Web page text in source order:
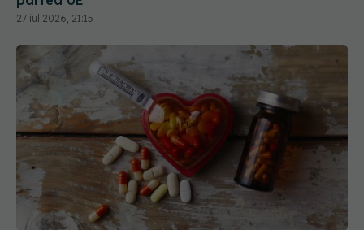
Schimbare majoră în cardiologie. Milioane de
oameni ar putea avea nevoie de statine chiar
dacă au risc cardiovascular redus